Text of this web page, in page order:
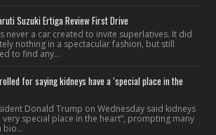
Suzuki Ertiga Review First Drive
never a car created to invite superlatives. It did
nothing in a spectacular fashion, but still
to find any...
for saying kidneys have a ‘special place in the
Donald Trump on Wednesday said kidneys
very special place in the heart”, prompting many
bio...